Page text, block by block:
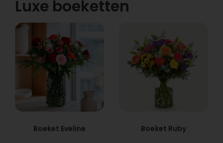
Luxe boeketten
Boeket Eveline Boeket Ruby